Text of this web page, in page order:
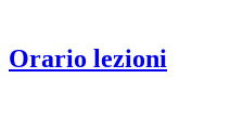
Orario lezioni